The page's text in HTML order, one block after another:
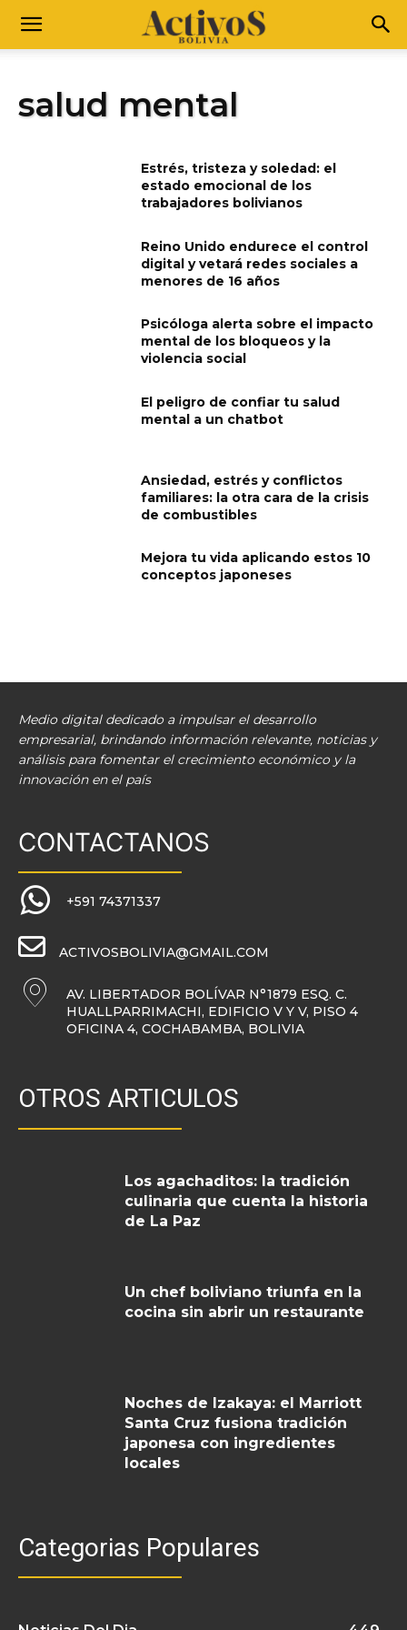
salud mental
Estrés, tristeza y soledad: el
estado emocional de los
trabajadores bolivianos
Reino Unido endurece el control
digital y vetará redes sociales a
menores de 16 años
Psicóloga alerta sobre el impacto
mental de los bloqueos y la
violencia social
El peligro de confiar tu salud
mental a un chatbot
Ansiedad, estrés y conflictos
familiares: la otra cara de la crisis
de combustibles
Mejora tu vida aplicando estos 10
conceptos japoneses
Medio digital dedicado a impulsar el desarrollo
empresarial, brindando información relevante, noticias y
análisis para fomentar el crecimiento económico y la
innovación en el país
CONTACTANOS
+591 74371337
ACTIVOSBOLIVIA@GMAIL.COM
AV. LIBERTADOR BOLÍVAR N°1879 ESQ. C.
HUALLPARRIMACHI, EDIFICIO V Y V, PISO 4
OFICINA 4, COCHABAMBA, BOLIVIA
OTROS ARTICULOS
Los agachaditos: la tradición
culinaria que cuenta la historia
de La Paz
Un chef boliviano triunfa en la
cocina sin abrir un restaurante
Noches de Izakaya: el Marriott
Santa Cruz fusiona tradición
japonesa con ingredientes
locales
Categorias Populares